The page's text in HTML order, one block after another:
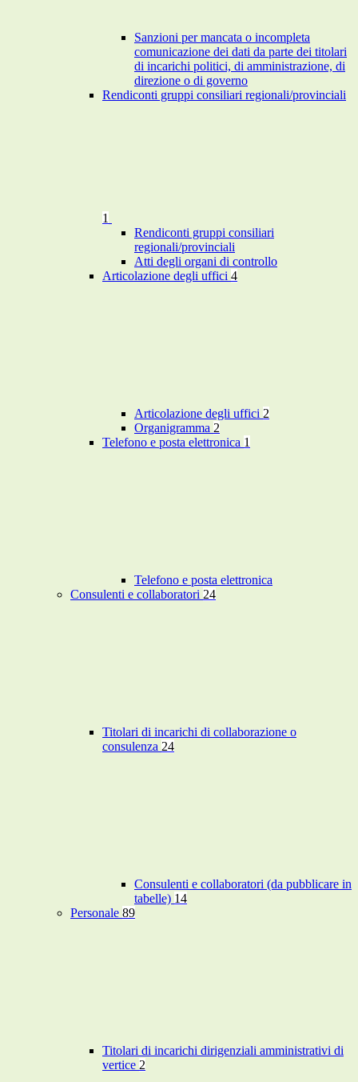
Sanzioni per mancata o incompleta
comunicazione dei dati da parte dei titolari
di incarichi politici, di amministrazione, di
direzione o di governo
Rendiconti gruppi consiliari regionali/provinciali
1
Rendiconti gruppi consiliari
regionali/provinciali
Atti degli organi di controllo
Articolazione degli uffici 4
Articolazione degli uffici 2
Organigramma 2
Telefono e posta elettronica 1
Telefono e posta elettronica
Consulenti e collaboratori 24
Titolari di incarichi di collaborazione o
consulenza 24
Consulenti e collaboratori (da pubblicare in
tabelle) 14
Personale 89
Titolari di incarichi dirigenziali amministrativi di
vertice 2